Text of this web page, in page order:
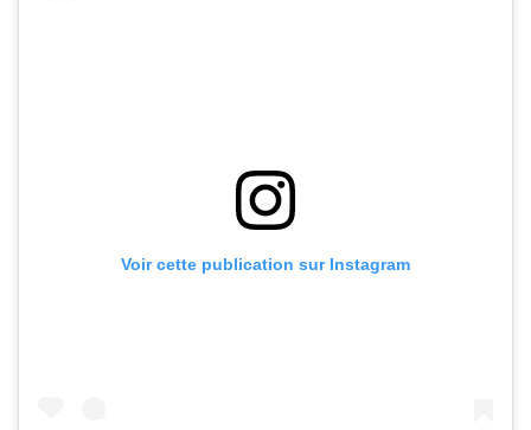
Voir cette publication sur Instagram